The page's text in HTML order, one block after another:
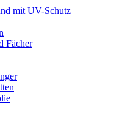
mit UV-Schutz
Fächer